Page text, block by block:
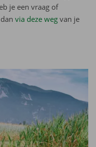
je een vraag of
via deze weg van je